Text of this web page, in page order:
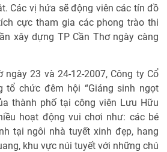
Các vị hứa sẽ động viên các tín đồ
cực tham gia các phong trào thi
xây dựng TP Cần Thơ ngày càng
23 và 24-12-2007, Công ty Cổ
tổ chức đêm hội “Giáng sinh ngọt
thành phố tại công viên Lưu Hữu
hoạt động vui chơi như: các bé
tại ngôi nhà tuyết xinh đẹp, hang
khu vực núi tuyết với những chú